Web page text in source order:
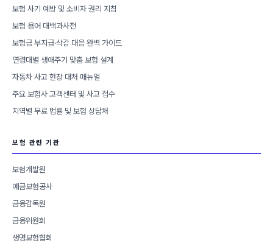
보험 사기 예방 및 소비자 권리 지침
보험 용어 대백과사전
보험금 부지급·삭감 대응 완벽 가이드
연령대별 생애주기 맞춤 보험 설계
자동차 사고 현장 대처 매뉴얼
주요 보험사 고객센터 및 사고 접수
지역별 무료 법률 및 보험 상담처
보험 관련 기관
보험개발원
예금보험공사
금융감독원
금융위원회
생명보험협회